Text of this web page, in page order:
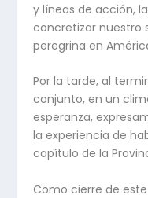
y líneas de acción,
concretizar nuestro
peregrina en
Por la tarde, al
conjunto, en un
esperanza,
la experiencia de
capítulo de la
Como cierre de